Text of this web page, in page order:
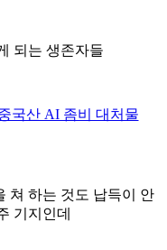
되는 생존자들
쳐 하는 것도 납득이 안
기지인데